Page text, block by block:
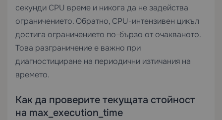
секунди CPU време и никога да не задейства
ограничението. Обратно, CPU-интензивен цикъл
достига ограничението по-бързо от очакваното.
Това разграничение е важно при
диагностициране на периодични изтичания на
времето.
Как да проверите текущата стойност
на max_execution_time